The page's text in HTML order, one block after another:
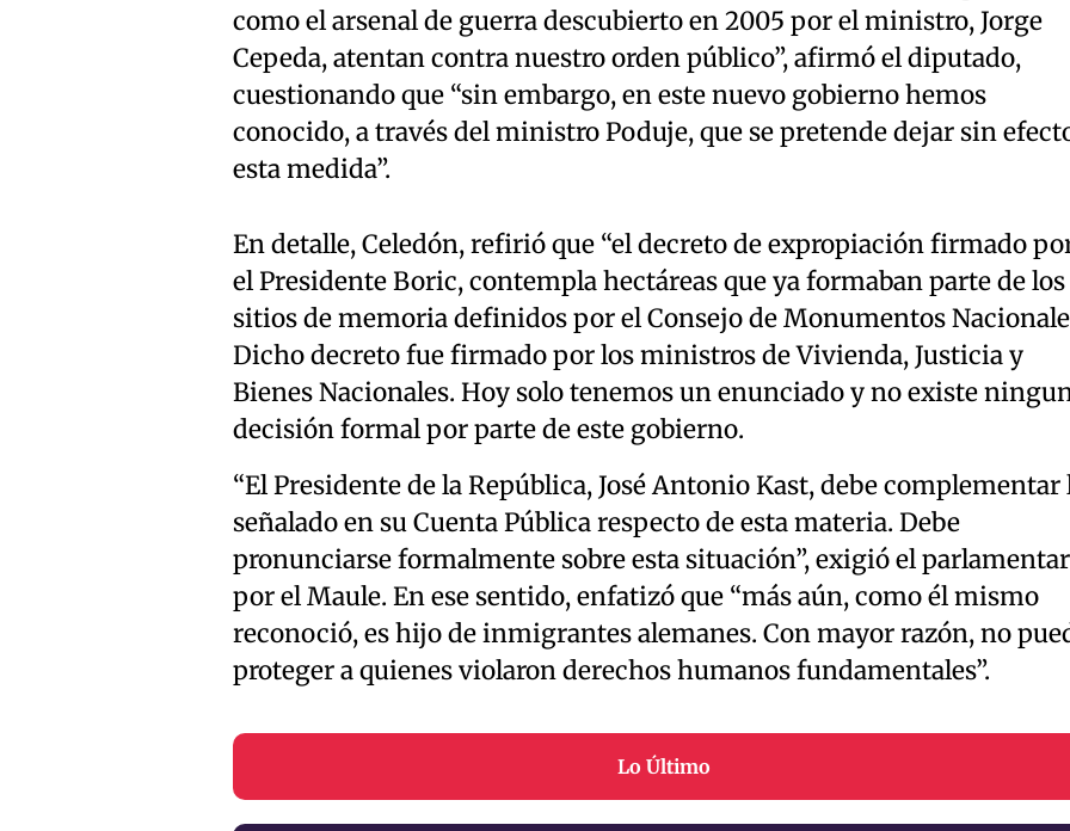
como el arsenal de guerra descubierto en 2005 por el ministro, Jorge
Cepeda, atentan contra nuestro orden público”, afirmó el diputado,
cuestionando que “sin embargo, en este nuevo gobierno hemos
conocido, a través del ministro Poduje, que se pretende dejar sin
esta medida”.
En detalle, Celedón, refirió que “el decreto de expropiación firmado
el Presidente Boric, contempla hectáreas que ya formaban parte de los
sitios de memoria definidos por el Consejo de Monumentos
Dicho decreto fue firmado por los ministros de Vivienda, Justicia y
Bienes Nacionales. Hoy solo tenemos un enunciado y no existe
decisión formal por parte de este gobierno.
“El Presidente de la República, José Antonio Kast, debe complementar
señalado en su Cuenta Pública respecto de esta materia. Debe
pronunciarse formalmente sobre esta situación”, exigió el
por el Maule. En ese sentido, enfatizó que “más aún, como él mismo
reconoció, es hijo de inmigrantes alemanes. Con mayor razón, no
proteger a quienes violaron derechos humanos fundamentales”.
Lo Último